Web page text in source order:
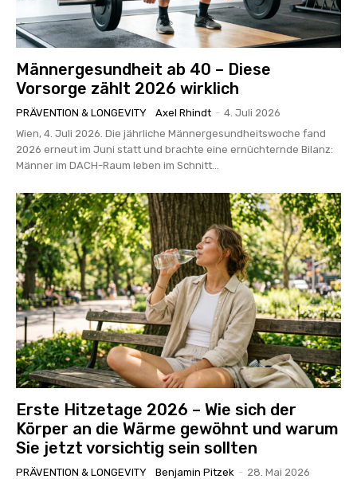
Männergesundheit ab 40 – Diese
Vorsorge zählt 2026 wirklich
PRÄVENTION & LONGEVITY Axel Rhindt - 4. Juli 2026
Wien, 4. Juli 2026. Die jährliche Männergesundheitswoche fand
2026 erneut im Juni statt und brachte eine ernüchternde Bilanz:
Männer im DACH-Raum leben im Schnitt...
Erste Hitzetage 2026 – Wie sich der
Körper an die Wärme gewöhnt und warum
Sie jetzt vorsichtig sein sollten
PRÄVENTION & LONGEVITY Benjamin Pitzek - 28. Mai 2026